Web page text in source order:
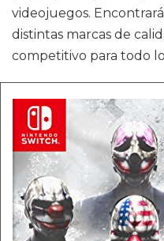
videojuegos.
distintas marcas de
competitivo para todo